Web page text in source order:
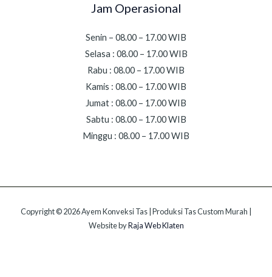
Jam Operasional
Senin – 08.00 – 17.00 WIB
Selasa : 08.00 – 17.00 WIB
Rabu : 08.00 – 17.00 WIB
Kamis : 08.00 – 17.00 WIB
Jumat : 08.00 – 17.00 WIB
Sabtu : 08.00 – 17.00 WIB
Minggu : 08.00 – 17.00 WIB
Copyright © 2026 Ayem Konveksi Tas | Produksi Tas Custom Murah |
Website byRaja Web Klaten